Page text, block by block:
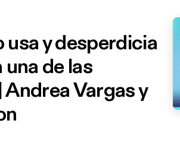
y desperdicia
de las
Vargas y